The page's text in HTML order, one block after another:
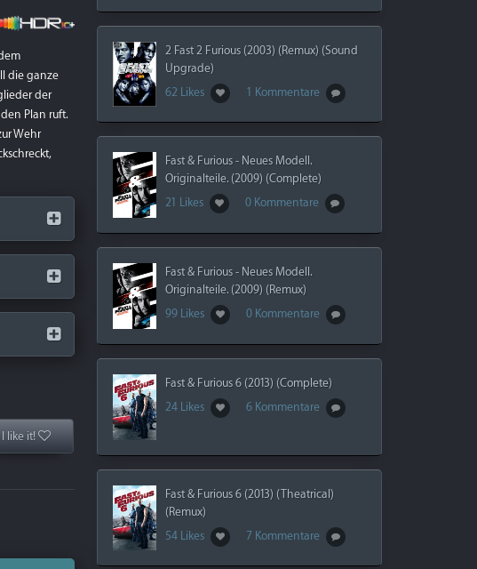
die ganze
der
Plan ruft.
Wehr
I like it!
2 Fast 2 Furious (2003) (Remux) (Sound
Upgrade)
62 Likes
1 Kommentare
Fast & Furious - Neues Modell.
Originalteile. (2009) (Complete)
21 Likes
0 Kommentare
Fast & Furious - Neues Modell.
Originalteile. (2009) (Remux)
99 Likes
0 Kommentare
Fast & Furious 6 (2013) (Complete)
24 Likes
6 Kommentare
Fast & Furious 6 (2013) (Theatrical)
(Remux)
54 Likes
7 Kommentare